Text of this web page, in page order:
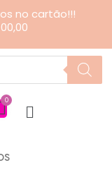
no cartão!!!